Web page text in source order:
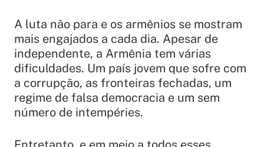
A luta não para e os armênios se mostram
mais engajados a cada dia. Apesar de
independente, a Armênia tem várias
dificuldades. Um país jovem que sofre com
a corrupção, as fronteiras fechadas, um
regime de falsa democracia e um sem
número de intempéries.